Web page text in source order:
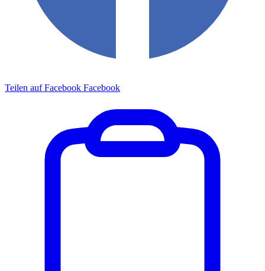
Teilen auf Facebook Facebook